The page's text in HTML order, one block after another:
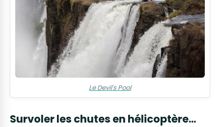
Le Devil's Pool
Survoler les chutes en hélicoptère...